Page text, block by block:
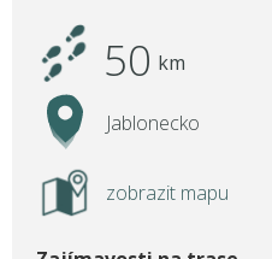
50 km
Jablonecko
zobrazit mapu